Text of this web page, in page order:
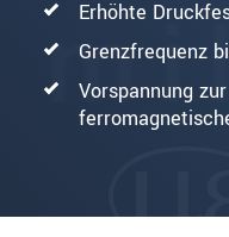
Erhöhte
Grenzfrequenz
Vorspannung